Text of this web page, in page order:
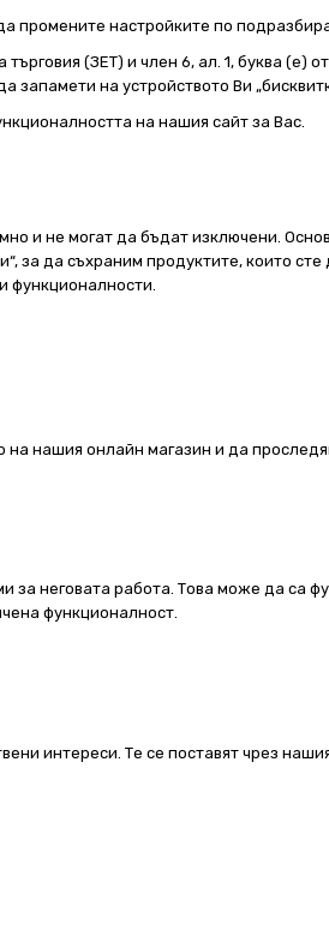
промените настройките по
(ЗЕТ) и член 6, ал. 1, буква (е)
на устройството Ви
на нашия сайт за Вас.
и не могат да бъдат изключени.
за да съхраним продуктите, които
функционалности.
нашия онлайн магазин и да
за неговата работа. Това може да са
функционалност.
интереси. Те се поставят чрез